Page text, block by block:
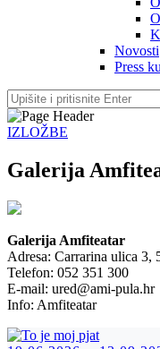
Novosti
Press
IZLOŽBE
Galerija
Galerija Amfiteatar
Adresa: Carrarina ulica 3,
Telefon: 052 351 300
E-mail: ured@ami-pula.hr
Info: Amfiteatar